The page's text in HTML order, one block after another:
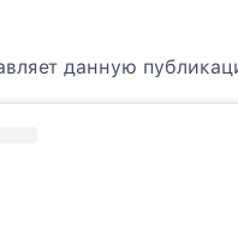
данную